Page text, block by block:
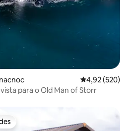
4,92 de uma
4,92 (520)
para o Old Man of Storr
dos hóspedes